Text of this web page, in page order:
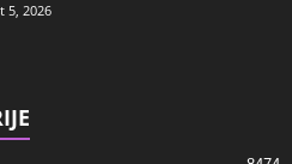
5, 2026